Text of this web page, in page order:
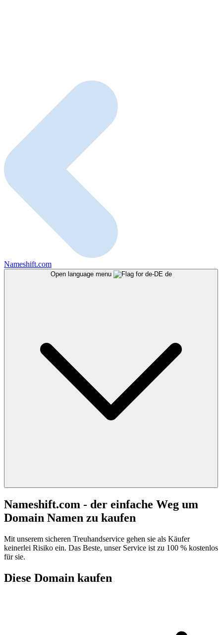
Nameshift.com
Open language menu de
Nameshift.com - der einfache Weg um
Domain Namen zu kaufen
Mit unserem sicheren Treuhandservice gehen sie als Käufer
keinerlei Risiko ein. Das Beste, unser Service ist zu 100 % kostenlos
für sie.
Diese Domain kaufen